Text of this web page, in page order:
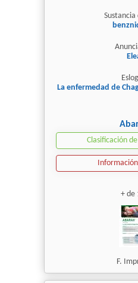
Sustancia
La enfermedad de
Clasificación
+ de
F.